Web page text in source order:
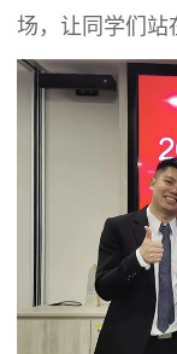
场，让同学们站